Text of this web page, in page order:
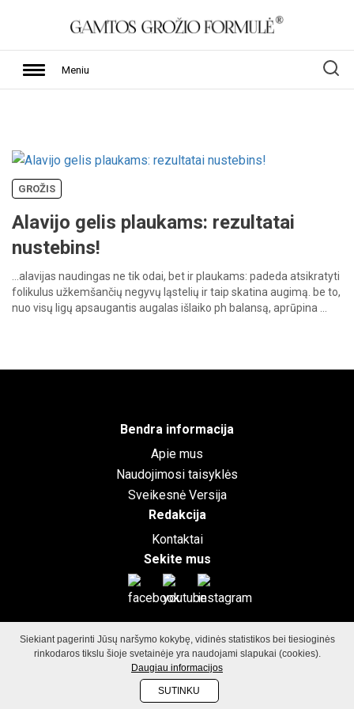
Meniu
GROŽIS
Alavijo gelis plaukams: rezultatai
nustebins!
…alavijas naudingas ne tikodai, betirplaukams: padeda atsikratyti
folikulus užkemšančių negyvų ląstelių irtaip skatina augimą. be to,
nuo visų ligų apsaugantis augalas išlaiko ph balansą, aprūpina
Bendra informacija
Apie mus
Naudojimosi taisyklės
Sveikesnė Versija
Redakcija
Kontaktai
Sekite mus
kūrimas: Vilniaus dizaino biuras
Siekiant pagerinti Jūsų naršymo kokybę, vidinės statistikos bei tiesioginės
rinkodaros tikslu šioje svetainėje yra naudojami slapukai (cookies).
Daugiau informacijos
SUTINKU